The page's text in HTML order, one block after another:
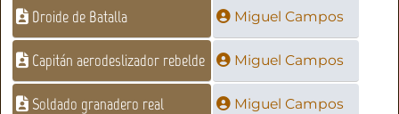
Droide de Batalla Miguel Campos
Capitán aerodeslizador rebelde Miguel Campos
Soldado granadero real Miguel Campos